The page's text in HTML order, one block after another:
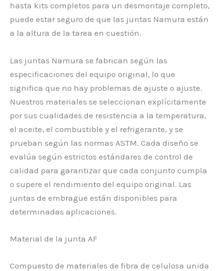
hasta kits completos para un desmontaje completo,
puede estar seguro de que las juntas Namura están
a la altura de la tarea en cuestión.
Las juntas Namura se fabrican según las
especificaciones del equipo original, lo que
significa que no hay problemas de ajuste o ajuste.
Nuestros materiales se seleccionan explícitamente
por sus cualidades de resistencia a la temperatura,
el aceite, el combustible y el refrigerante, y se
prueban según las normas ASTM. Cada diseño se
evalúa según estrictos estándares de control de
calidad para garantizar que cada conjunto cumpla
o supere el rendimiento del equipo original. Las
juntas de embrague están disponibles para
determinadas aplicaciones.
Material de la junta AF
Compuesto de materiales de fibra de celulosa unida